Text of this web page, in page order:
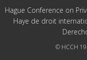
Hague Conference on
Haye de droit
© HCCH